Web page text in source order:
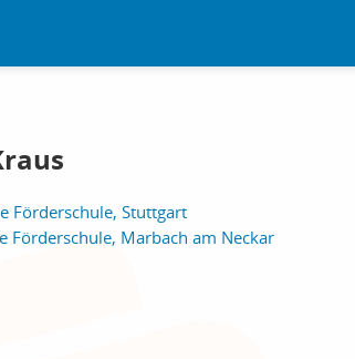
Förderschule, Stuttgart
Förderschule, Marbach am Neckar